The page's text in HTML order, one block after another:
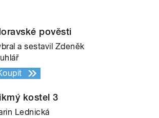
pověsti
a sestavil Zdeněk
kostel 3
Lednická